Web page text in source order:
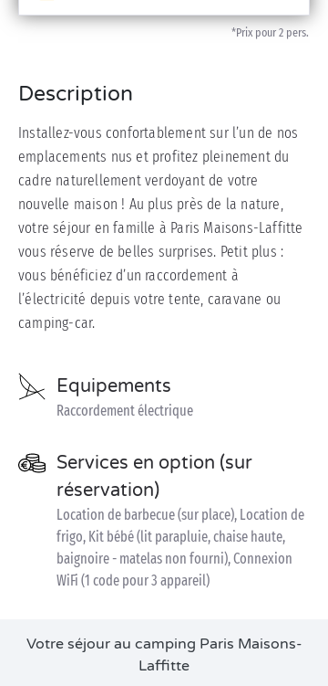
*Prix pour 2 pers.
Description
Installez-vous confortablement sur l’un de nos
emplacements nus et profitez pleinement du
cadre naturellement verdoyant de votre
nouvelle maison ! Au plus près de la nature,
votre séjour en famille à Paris Maisons-Laffitte
vous réserve de belles surprises. Petit plus :
vous bénéficiez d’un raccordement à
l’électricité depuis votre tente, caravane ou
camping-car.
Equipements
Raccordement électrique
Services en option (sur
réservation)
Location de barbecue (sur place), Location de
frigo, Kit bébé (lit parapluie, chaise haute,
baignoire - matelas non fourni), Connexion
WiFi (1 code pour 3 appareil)
Votre séjour au camping Paris Maisons-
Laffitte